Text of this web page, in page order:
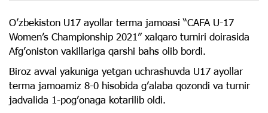
O’zbekiston U17 ayollar terma jamoasi “CAFA U-17
Women’s Championship 2021” xalqaro turniri doirasida
Afg’oniston vakillariga qarshi bahs olib bordi.
Biroz avval yakuniga yetgan uchrashuvda U17 ayollar
terma jamoamiz 8-0 hisobida g’alaba qozondi va turnir
jadvalida 1-pog’onaga kotarilib oldi.